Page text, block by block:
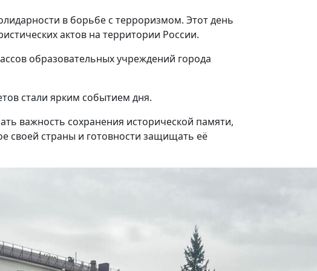
в борьбе с терроризмом. Этот день
актов на территории России.
образовательных учреждений города
стали ярким событием дня.
важность сохранения исторической памяти,
своей страны и готовности защищать её